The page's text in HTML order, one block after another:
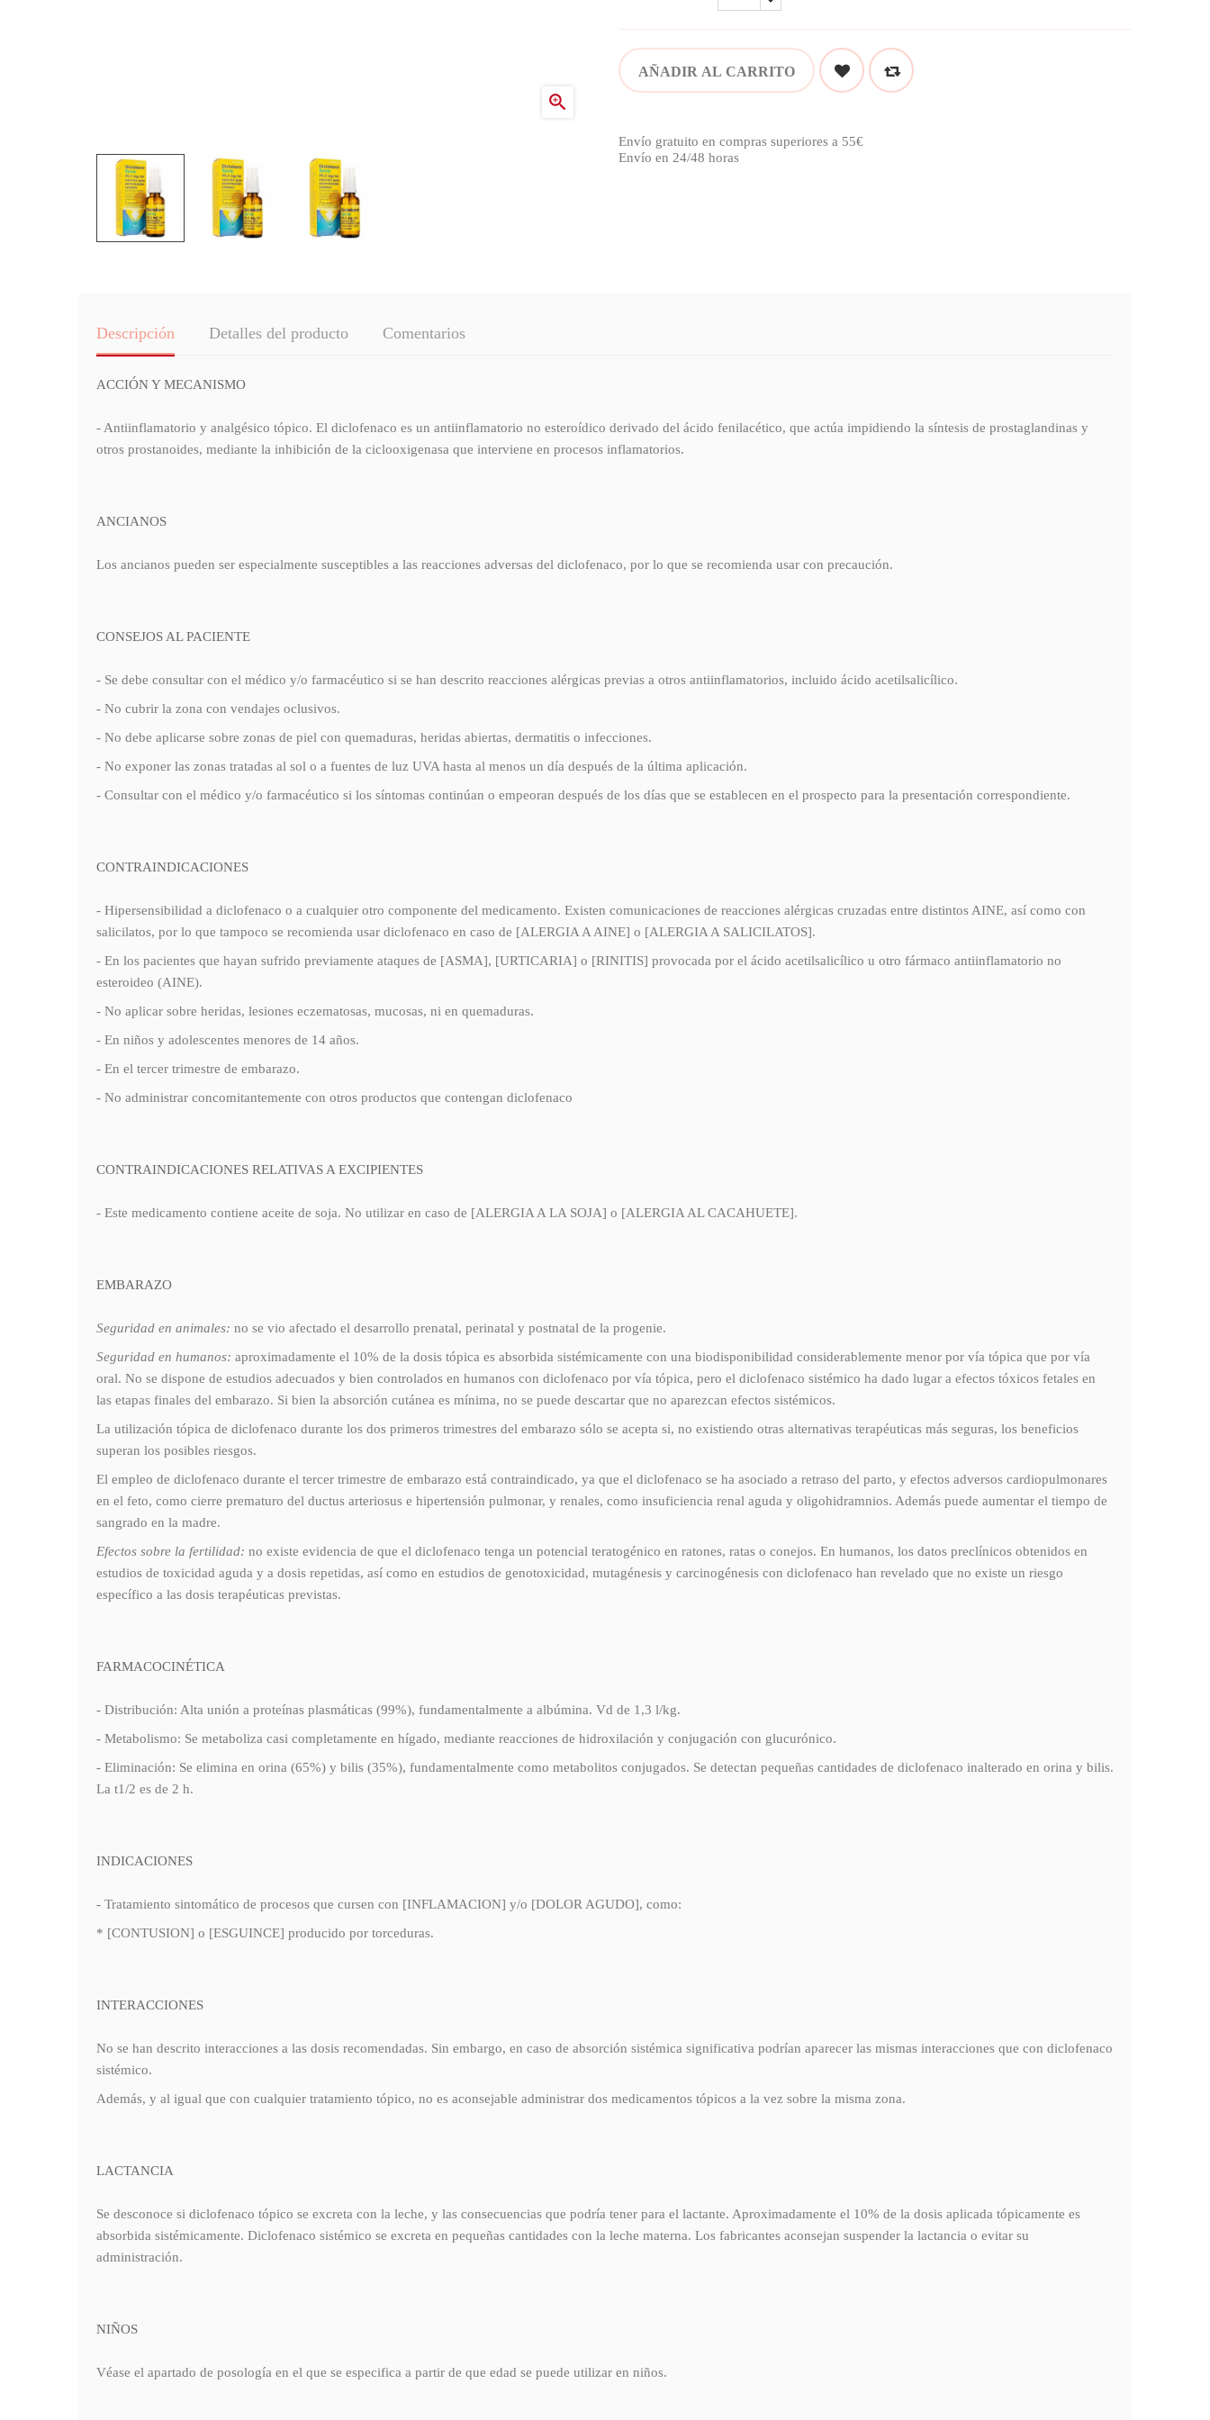

AÑADIR AL CARRITO
Envío gratuito en compras superiores a 55€
Envío en 24/48 horas
Descripción Detalles del producto Comentarios
ACCIÓN Y MECANISMO
- Antiinflamatorio y analgésico tópico. El diclofenaco es un antiinflamatorio no esteroídico derivado del ácido fenilacético, que actúa impidiendo la síntesis de prostaglandinas y
otros prostanoides, mediante la inhibición de la ciclooxigenasa que interviene en procesos inflamatorios.
ANCIANOS
Los ancianos pueden ser especialmente susceptibles a las reacciones adversas del diclofenaco, por lo que se recomienda usar con precaución.
CONSEJOS AL PACIENTE
- Se debe consultar con el médico y/o farmacéutico si se han descrito reacciones alérgicas previas a otros antiinflamatorios, incluido ácido acetilsalicílico.
- No cubrir la zona con vendajes oclusivos.
- No debe aplicarse sobre zonas de piel con quemaduras, heridas abiertas, dermatitis o infecciones.
- No exponer las zonas tratadas al sol o a fuentes de luz UVA hasta al menos un día después de la última aplicación.
- Consultar con el médico y/o farmacéutico si los síntomas continúan o empeoran después de los días que se establecen en el prospecto para la presentación correspondiente.
CONTRAINDICACIONES
- Hipersensibilidad a diclofenaco o a cualquier otro componente del medicamento. Existen comunicaciones de reacciones alérgicas cruzadas entre distintos AINE, así como con
salicilatos, por lo que tampoco se recomienda usar diclofenaco en caso de [ALERGIA A AINE] o [ALERGIA A SALICILATOS].
- En los pacientes que hayan sufrido previamente ataques de [ASMA], [URTICARIA] o [RINITIS] provocada por el ácido acetilsalicílico u otro fármaco antiinflamatorio no
esteroideo (AINE).
- No aplicar sobre heridas, lesiones eczematosas, mucosas, ni en quemaduras.
- En niños y adolescentes menores de 14 años.
- En el tercer trimestre de embarazo.
- No administrar concomitantemente con otros productos que contengan diclofenaco
CONTRAINDICACIONES RELATIVAS A EXCIPIENTES
- Este medicamento contiene aceite de soja. No utilizar en caso de [ALERGIA A LA SOJA] o [ALERGIA AL CACAHUETE].
EMBARAZO
Seguridad en animales: no se vio afectado el desarrollo prenatal, perinatal y postnatal de la progenie.
Seguridad en humanos: aproximadamente el 10% de la dosis tópica es absorbida sistémicamente con una biodisponibilidad considerablemente menor por vía tópica que por vía
oral. No se dispone de estudios adecuados y bien controlados en humanos con diclofenaco por vía tópica, pero el diclofenaco sistémico ha dado lugar a efectos tóxicos fetales en
las etapas finales del embarazo. Si bien la absorción cutánea es mínima, no se puede descartar que no aparezcan efectos sistémicos.
La utilización tópica de diclofenaco durante los dos primeros trimestres del embarazo sólo se acepta si, no existiendo otras alternativas terapéuticas más seguras, los beneficios
superan los posibles riesgos.
El empleo de diclofenaco durante el tercer trimestre de embarazo está contraindicado, ya que el diclofenaco se ha asociado a retraso del parto, y efectos adversos cardiopulmonares
en el feto, como cierre prematuro del ductus arteriosus e hipertensión pulmonar, y renales, como insuficiencia renal aguda y oligohidramnios. Además puede aumentar el tiempo de
sangrado en la madre.
Efectos sobre la fertilidad: no existe evidencia de que el diclofenaco tenga un potencial teratogénico en ratones, ratas o conejos. En humanos, los datos preclínicos obtenidos en
estudios de toxicidad aguda y a dosis repetidas, así como en estudios de genotoxicidad, mutagénesis y carcinogénesis con diclofenaco han revelado que no existe un riesgo
específico a las dosis terapéuticas previstas.
FARMACOCINÉTICA
- Distribución: Alta unión a proteínas plasmáticas (99%), fundamentalmente a albúmina. Vd de 1,3 l/kg.
- Metabolismo: Se metaboliza casi completamente en hígado, mediante reacciones de hidroxilación y conjugación con glucurónico.
- Eliminación: Se elimina en orina (65%) y bilis (35%), fundamentalmente como metabolitos conjugados. Se detectan pequeñas cantidades de diclofenaco inalterado en orina y bilis.
La t1/2 es de 2 h.
INDICACIONES
- Tratamiento sintomático de procesos que cursen con [INFLAMACION] y/o [DOLOR AGUDO], como:
* [CONTUSION] o [ESGUINCE] producido por torceduras.
INTERACCIONES
No se han descrito interacciones a las dosis recomendadas. Sin embargo, en caso de absorción sistémica significativa podrían aparecer las mismas interacciones que con diclofenaco
sistémico.
Además, y al igual que con cualquier tratamiento tópico, no es aconsejable administrar dos medicamentos tópicos a la vez sobre la misma zona.
LACTANCIA
Se desconoce si diclofenaco tópico se excreta con la leche, y las consecuencias que podría tener para el lactante. Aproximadamente el 10% de la dosis aplicada tópicamente es
absorbida sistémicamente. Diclofenaco sistémico se excreta en pequeñas cantidades con la leche materna. Los fabricantes aconsejan suspender la lactancia o evitar su
administración.
NIÑOS
Véase el apartado de posología en el que se especifica a partir de que edad se puede utilizar en niños.